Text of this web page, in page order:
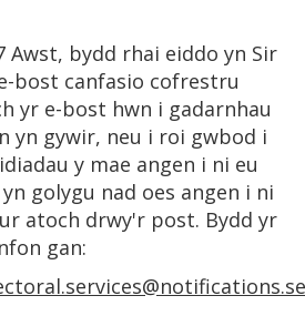
Awst, bydd rhai eiddo yn Sir
bost canfasio cofrestru
yr e-bost hwn i gadarnhau
yn gywir, neu i roi gwbod i
y mae angen i ni eu
golygu nad oes angen i ni
atoch drwy'r post. Bydd yr
gan: